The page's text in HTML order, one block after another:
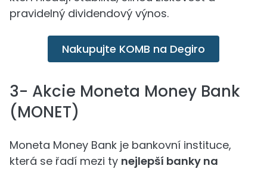
pravidelný dividendový výnos.
Nakupujte KOMB na Degiro
3- Akcie Moneta Money Bank
(MONET)
Moneta Money Bank je bankovní instituce,
která se řadí mezi ty nejlepší banky na